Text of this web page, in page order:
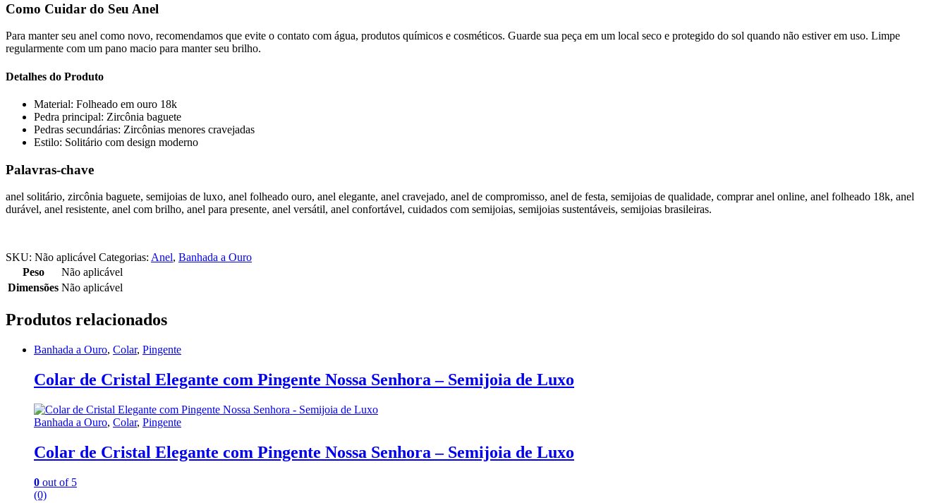
Como Cuidar do Seu Anel
Para manter seu anel como novo, recomendamos que evite o contato com água, produtos químicos e cosméticos. Guarde sua peça em um local seco e protegido do sol quando não estiver em uso. Limpe
regularmente com um pano macio para manter seu brilho.
Detalhes do Produto
Material: Folheado em ouro 18k
Pedra principal: Zircônia baguete
Pedras secundárias: Zircônias menores cravejadas
Estilo: Solitário com design moderno
Palavras-chave
anel solitário, zircônia baguete, semijoias de luxo, anel folheado ouro, anel elegante, anel cravejado, anel de compromisso, anel de festa, semijoias de qualidade, comprar anel online, anel folheado 18k, anel
durável, anel resistente, anel com brilho, anel para presente, anel versátil, anel confortável, cuidados com semijoias, semijoias sustentáveis, semijoias brasileiras.
SKU: Não aplicável Categorias: Anel, Banhada a Ouro
Peso
Não aplicável
Dimensões Não aplicável
Produtos relacionados
Banhada a Ouro, Colar, Pingente
Colar de Cristal Elegante com Pingente Nossa Senhora – Semijoia de Luxo
Banhada a Ouro, Colar, Pingente
Colar de Cristal Elegante com Pingente Nossa Senhora – Semijoia de Luxo
0 out of 5
(0)